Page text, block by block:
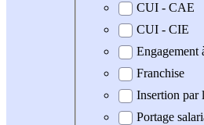
CUI - CAE
CUI - CIE
Engagement
Franchise
Insertion par
Portage